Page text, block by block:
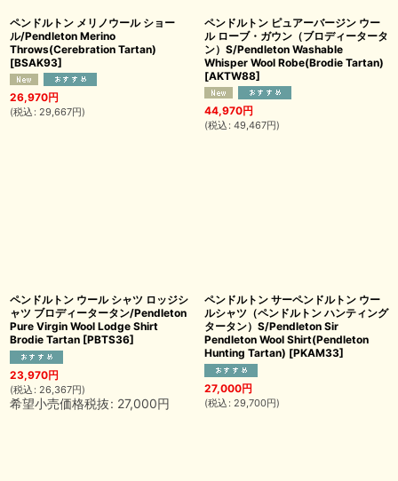
ペンドルトン メリノウール ショー
ル/Pendleton Merino
Throws(Cerebration Tartan)
[BSAK93]
26,970円
(税込 : 29,667円)
ペンドルトン ピュアーバージン ウー
ル ローブ・ガウン（ブロディータータ
ン）S/Pendleton Washable
Whisper Wool Robe(Brodie Tartan)
[AKTW88]
44,970円
(税込 : 49,467円)
ペンドルトン ウール シャツ ロッジシ
ャツ ブロディータータン/Pendleton
Pure Virgin Wool Lodge Shirt
Brodie Tartan [PBTS36]
23,970円
(税込 : 26,367円)
希望小売価格税抜: 27,000円
ペンドルトン サーペンドルトン ウー
ルシャツ（ペンドルトン ハンティング
タータン）S/Pendleton Sir
Pendleton Wool Shirt(Pendleton
Hunting Tartan) [PKAM33]
27,000円
(税込 : 29,700円)